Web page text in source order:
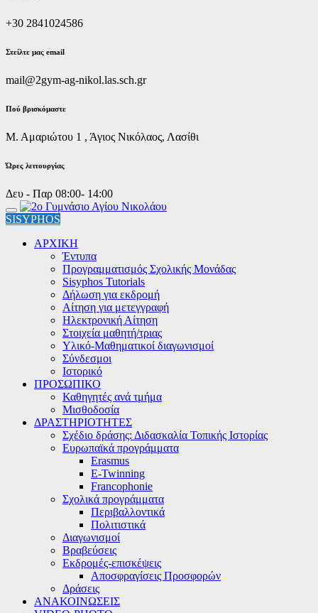
+30 2841024586
Στείλτε μας email
mail@2gym-ag-nikol.las.sch.gr
Πoύ βρισκόμαστε
Μ. Αμαριώτου 1 , Άγιος Νικόλαος, Λασίθι
Ώρες λειτουργίας
Δευ - Παρ 08:00- 14:00
SISYPHOS
ΑΡΧΙΚΗ
Έντυπα
Προγραμματισμός Σχολικής Μονάδας
Sisyphos Tutorials
Δήλωση για εκδρομή
Αίτηση για μετεγγραφή
Ηλεκτρονική Αίτηση
Στοιχεία μαθητή/τριας
Υλικό-Μαθηματικοί διαγωνισμοί
Σύνδεσμοι
Ιστορικό
ΠΡΟΣΩΠΙΚΟ
Καθηγητές ανά τμήμα
Μισθοδοσία
ΔΡΑΣΤΗΡΙΟΤΗΤΕΣ
Σχέδιο δράσης: Διδασκαλία Τοπικής Ιστορίας
Ευρωπαϊκά προγράμματα
Erasmus
E-Twinning
Francophonie
Σχολικά προγράμματα
Περιβαλλοντικά
Πολιτιστικά
Διαγωνισμοί
Βραβεύσεις
Εκδρομές-επισκέψεις
Αποσφραγίσεις Προσφορών
Δράσεις
ΑΝΑΚΟΙΝΩΣΕΙΣ